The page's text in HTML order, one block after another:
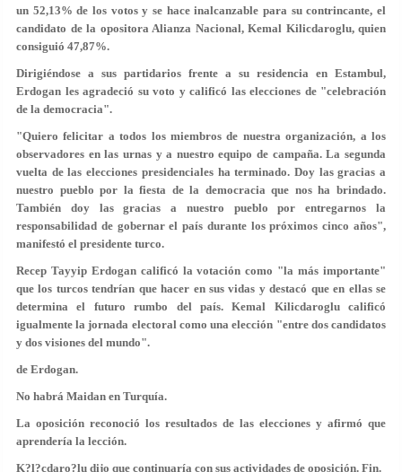
un 52,13% de los votos y se hace inalcanzable para su contrincante, el
candidato de la opositora Alianza Nacional, Kemal Kilicdaroglu, quien
consiguió 47,87%.
Dirigiéndose a sus partidarios frente a su residencia en Estambul,
Erdogan les agradeció su voto y calificó las elecciones de "celebración
de la democracia".
"Quiero felicitar a todos los miembros de nuestra organización, a los
observadores en las urnas y a nuestro equipo de campaña. La segunda
vuelta de las elecciones presidenciales ha terminado. Doy las gracias a
nuestro pueblo por la fiesta de la democracia que nos ha brindado.
También doy las gracias a nuestro pueblo por entregarnos la
responsabilidad de gobernar el país durante los próximos cinco años",
manifestó el presidente turco.
Recep Tayyip Erdogan calificó la votación como "la más importante"
que los turcos tendrían que hacer en sus vidas y destacó que en ellas se
determina el futuro rumbo del país. Kemal Kilicdaroglu calificó
igualmente la jornada electoral como una elección "entre dos candidatos
y dos visiones del mundo".
de Erdogan.
No habrá Maidan en Turquía.
La oposición reconoció los resultados de las elecciones y afirmó que
aprendería la lección.
K?l?çdaro?lu dijo que continuaría con sus actividades de oposición. Fin.